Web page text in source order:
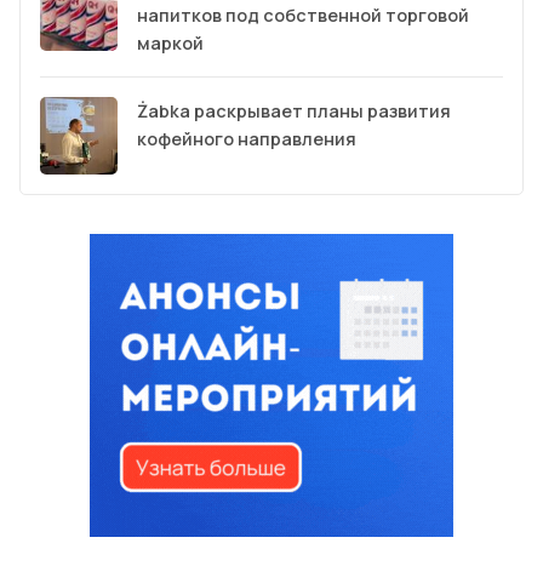
напитков под собственной торговой
маркой
Żabka раскрывает планы развития
кофейного направления